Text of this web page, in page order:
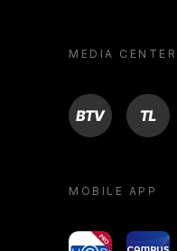
MEDIA CENTER
BTV TL
MOBILE APP
yoU@B